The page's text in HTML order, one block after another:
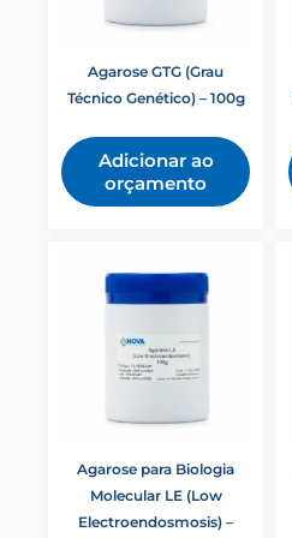
Promoção
Proteínas
Reagentes
RPMI 1640
RT-PCR
Soro Fetal
Soro Fetal Bovino
Suplementos
TAMPÃO TAE 50X
Trichomonas vaginalis
TRIS (TRIS-BASE
TRIZMA)
Agarose GTG (Grau
Técnico Genético) – 100g
Adicionar ao
orçamento
Agarose para Biologia
Molecular LE (Low
Electroendosmosis) –